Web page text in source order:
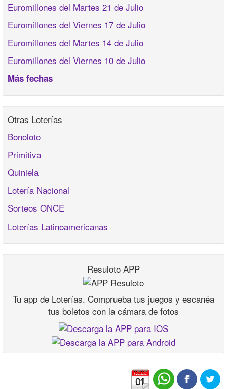
Euromillones del Martes 21 de Julio
Euromillones del Viernes 17 de Julio
Euromillones del Martes 14 de Julio
Euromillones del Viernes 10 de Julio
Más fechas
Otras Loterías
Bonoloto
Primitiva
Quiniela
Lotería Nacional
Sorteos ONCE
Loterías Latinoamericanas
Resuloto APP
Tu app de Loterías. Comprueba tus juegos y escanéa
tus boletos con la cámara de fotos